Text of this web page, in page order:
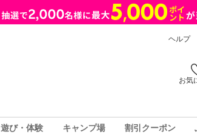
ヘルプ
お気
遊び・体験 キャンプ場 割引クーポン